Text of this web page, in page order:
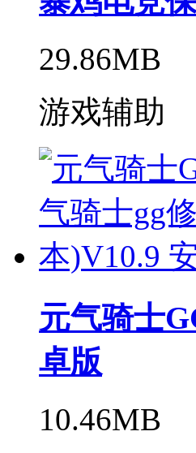
29.86MB
游戏辅助
元气骑士
卓版
10.46MB